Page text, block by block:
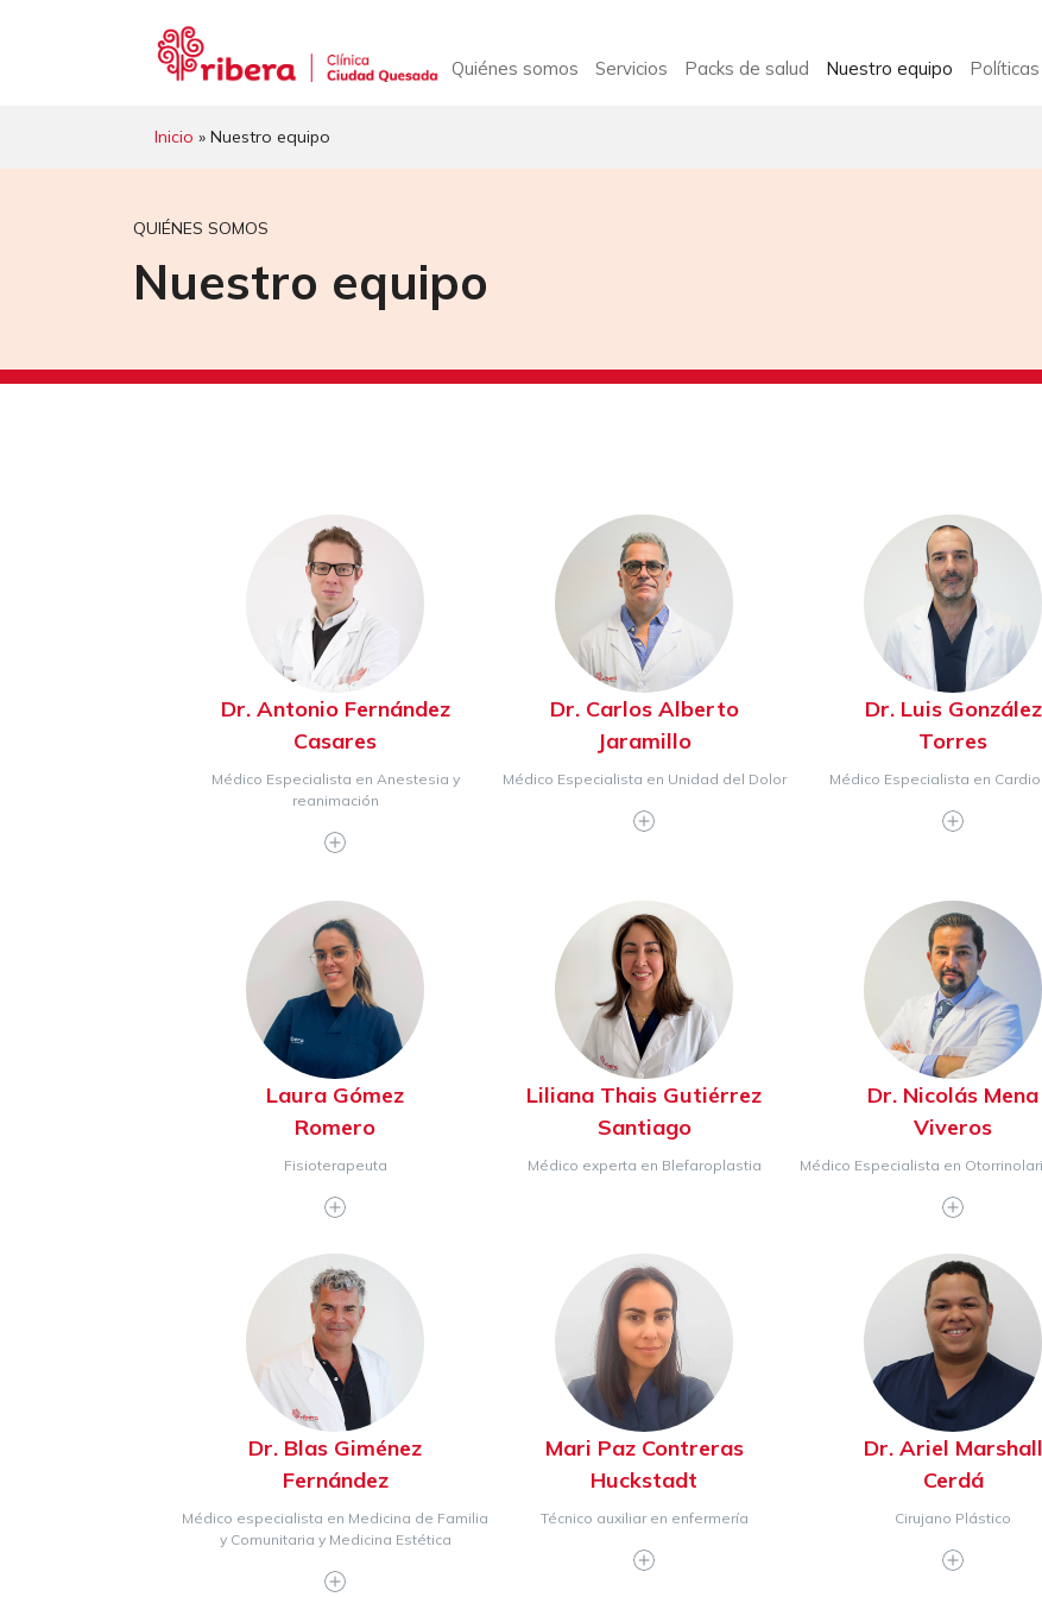
Quiénes somos Servicios Packs de salud Nuestro equipo Políticas
Inicio » Nuestro equipo
QUIÉNES SOMOS
Nuestro equipo
Dr. Antonio Fernández
Casares
Médico Especialista en Anestesia y
reanimación
Dr. Carlos Alberto
Jaramillo
Médico Especialista en Unidad del Dolor
Dr. Luis González
Torres
Médico Especialista en
Laura Gómez
Romero
Fisioterapeuta
Liliana Thais Gutiérrez
Santiago
Médico experta en Blefaroplastia
Dr. Nicolás Mena
Viveros
Médico Especialista en
Dr. Blas Giménez
Fernández
Médico especialista en Medicina de Familia
y Comunitaria y Medicina Estética
Mari Paz Contreras
Huckstadt
Técnico auxiliar en enfermería
Dr. Ariel Marshall
Cerdá
Cirujano Plástico